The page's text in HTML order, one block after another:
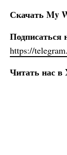
Скачать My
Подписаться
https://
Читать нас в